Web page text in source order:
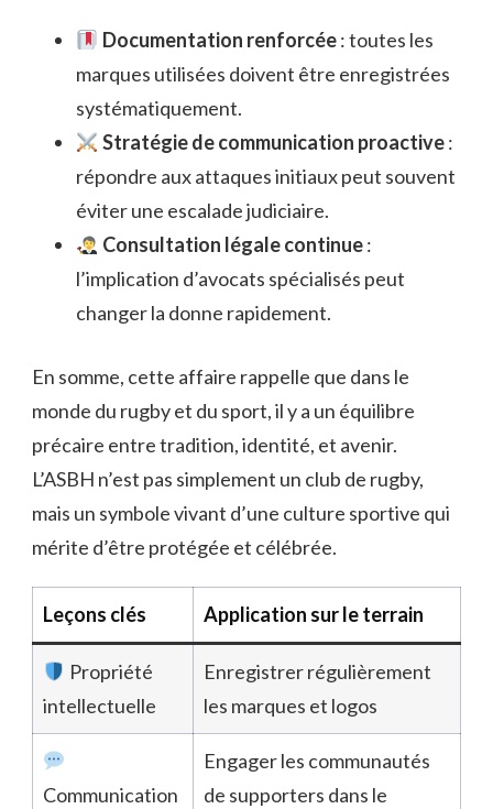
Documentation renforcée: toutes les
marques utilisées doivent être enregistrées
systématiquement.
Stratégie de communication proactive:
répondre aux attaques initiaux peut souvent
éviter une escalade judiciaire.
Consultation légale continue:
l’implication d’avocats spécialisés peut
changer la donne rapidement.
En somme, cette affaire rappelle que dans le
monde du rugby et du sport, il y a un équilibre
précaire entre tradition, identité, et avenir.
L’ASBH n’est pas simplement un club de rugby,
mais un symbole vivant d’une culture sportive qui
mérite d’être protégée et célébrée.
Leçons clés Application sur le terrain
Propriété
intellectuelle
Enregistrer régulièrement
les marques et logos
Communication
Engager les communautés
de supporters dans le